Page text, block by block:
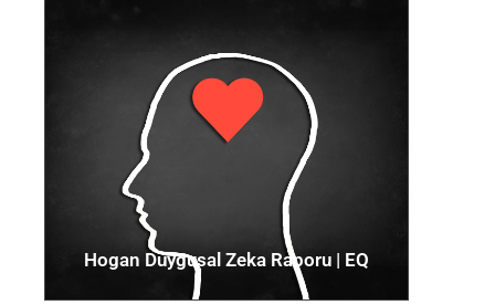
Hogan Duygusal Zeka Raporu​ | EQ